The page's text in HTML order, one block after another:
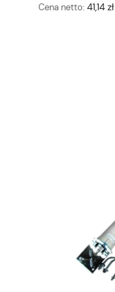
Cena netto: 41,14 zł